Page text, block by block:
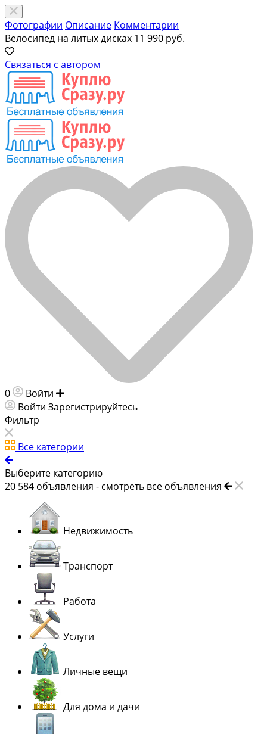
Фотографии Описание Комментарии
Велосипед на литых дисках 11 990 руб.
Связаться с автором
0 Войти
Войти Зарегистрируйтесь
Фильтр
Все категории
Выберите категорию
20 584 объявления - смотреть все объявления
Недвижимость
Транспорт
Работа
Услуги
Личные вещи
Для дома и дачи